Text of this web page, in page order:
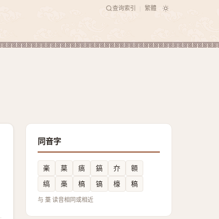
查询索引 繁體
同音字
稁 菒 㾸 鎬 夰
䫧
缟
槀 槁 镐 檺 稿
与 藳 读音相同或相近